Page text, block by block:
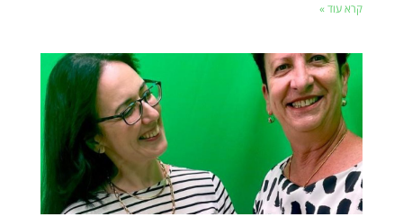
קרא עוד »